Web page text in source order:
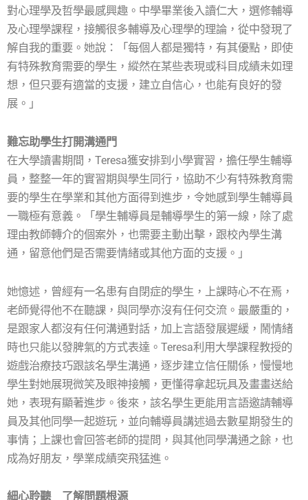
對心理學及哲學最感興趣。中學畢業後入讀仁大，選修輔導
及心理學課程，接觸很多輔導及心理學的理論，從中發現了
解自我的重要。她說：「每個人都是獨特，有其優點，即使
有特殊教育需要的學生，縱然在某些表現或科目成績未如理
想，但只要有適當的支援，建立自信心，也能有良好的發
展。」
難忘助學生打開溝通門
在大學讀書期間，Teresa獲安排到小學實習，擔任學生輔導
員，整整一年的實習期與學生同行，協助不少有特殊教育需
要的學生在學業和其他方面得到進步，令她感到學生輔導員
一職極有意義。「學生輔導員是輔導學生的第一線，除了處
理由教師轉介的個案外，也需要主動出擊，跟校內學生溝
通，留意他們是否需要情緒或其他方面的支援。」
她憶述，曾經有一名患有自閉症的學生，上課時心不在焉，
老師覺得他不在聽課，與同學亦沒有任何交流。最嚴重的，
是跟家人都沒有任何溝通對話，加上言語發展遲緩，鬧情緒
時也只能以發脾氣的方式表達。Teresa利用大學課程教授的
遊戲治療技巧跟該名學生溝通，逐步建立信任關係，慢慢地
學生對她展現微笑及眼神接觸，更懂得拿起玩具及畫畫送給
她，表現有顯著進步。後來，該名學生更能用言語邀請輔導
員及其他同學一起遊玩，並向輔導員講述過去數星期發生的
事情；上課也會回答老師的提問，與其他同學溝通之餘，也
成為好朋友，學業成績突飛猛進。
細心聆聽 了解問題根源